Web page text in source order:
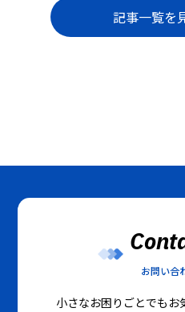
記事一覧を
お問い合
小さなお困りごとでもお